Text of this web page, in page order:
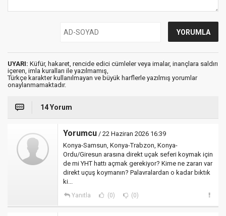
UYARI: Küfür, hakaret, rencide edici cümleler veya imalar, inançlara saldırı
içeren, imla kuralları ile yazılmamış,
Türkçe karakter kullanılmayan ve büyük harflerle yazılmış yorumlar
onaylanmamaktadır.
14 Yorum
Yorumcu / 22 Haziran 2026 16:39
Konya-Samsun, Konya-Trabzon, Konya-
Ordu/Giresun arasına direkt uçak seferi koymak için
de mi YHT hattı açmak gerekiyor? Kime ne zararı var
direkt uçuş koymanın? Palavralardan o kadar bıktık
ki...
Yanıtla (0) (0)